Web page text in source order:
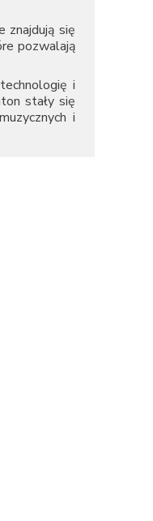
znajdują się
pozwalają
i
stały się
i